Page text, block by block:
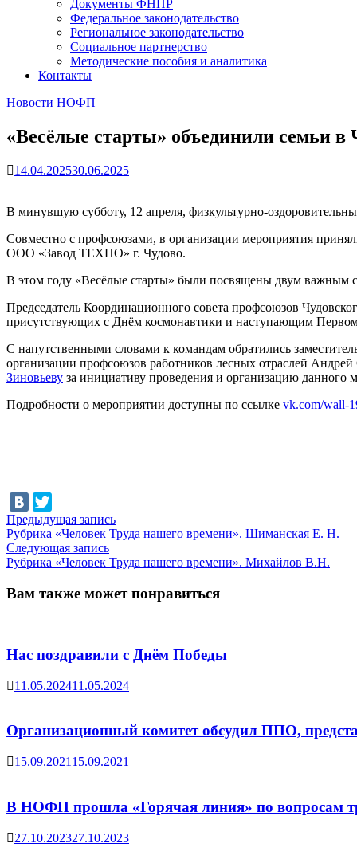
Документы ФНПР
Федеральное законодательство
Региональное законодательство
Социальное партнерство
Методические пособия и аналитика
Контакты
Новости НОФП
«Весёлые старты» объединили семьи в
14.04.202530.06.2025
В минувшую субботу, 12 апреля, физкультурно-
Совместно с профсоюзами, в организации мероприятия
ООО «Завод ТЕХНО» г. Чудово.
В этом году «Весёлые старты» были посвящены двум важным
Председатель Координационного совета профсоюзов
присутствующих с Днём космонавтики и наступающим
С напутственными словами к командам обратились
организации профсоюзов работников лесных отраслей
Зиновьеву за инициативу проведения и организацию данного
Подробности о мероприятии доступны по ссылке vk.com/wall-
Навигация
по
записям
Предыдущая записьПредыдущая
запись:
Рубрика «Человек Труда нашего времени». Шиманская Е. Н.
Следующая записьСледующая
запись:
Рубрика «Человек Труда нашего времени». Михайлов В.Н.
Вам также может понравиться
Нас поздравили с Днём Победы
11.05.202411.05.2024
Организационный комитет обсудил ППО,
15.09.2021 15.09.2021
В НОФП прошла «Горячая линия» по вопросам
27.10.202327.10.2023